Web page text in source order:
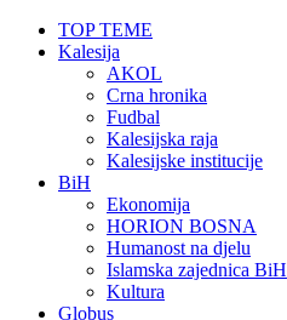
TOP TEME
Kalesija
AKOL
Crna hronika
Fudbal
Kalesijska raja
Kalesijske institucije
BiH
Ekonomija
HORION BOSNA
Humanost na djelu
Islamska zajednica BiH
Kultura
Globus